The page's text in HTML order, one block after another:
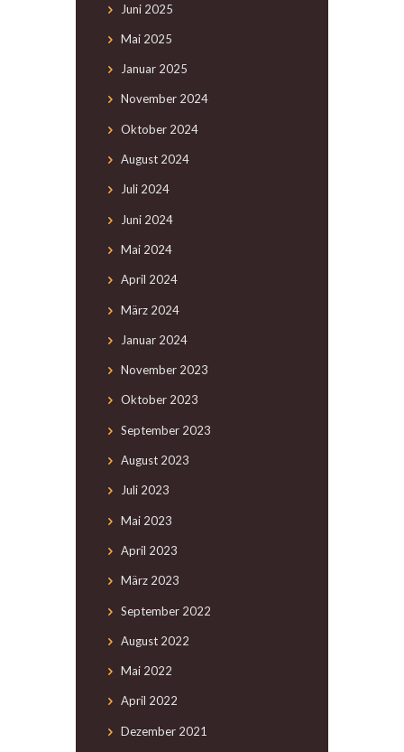
Juni 2025
Mai 2025
Januar 2025
November 2024
Oktober 2024
August 2024
Juli 2024
Juni 2024
Mai 2024
April 2024
März 2024
Januar 2024
November 2023
Oktober 2023
September 2023
August 2023
Juli 2023
Mai 2023
April 2023
März 2023
September 2022
August 2022
Mai 2022
April 2022
Dezember 2021